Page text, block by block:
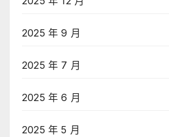
2025 年 9 月
2025 年 7 月
2025 年 6 月
2025 年 5 月